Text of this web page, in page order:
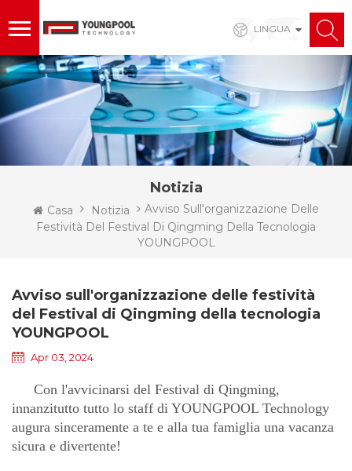
LINGUA
Notizia
Casa Notizia
Avviso Sull'organizzazione Delle
Festività Del Festival Di Qingming Della Tecnologia
YOUNGPOOL
Avviso sull'organizzazione delle festività
del Festival di Qingming della tecnologia
YOUNGPOOL
Apr 03, 2024
Con l'avvicinarsi del Festival di Qingming,
innanzitutto tutto lo staff di YOUNGPOOL Technology
augura sinceramente a te e alla tua famiglia una vacanza
sicura e divertente!